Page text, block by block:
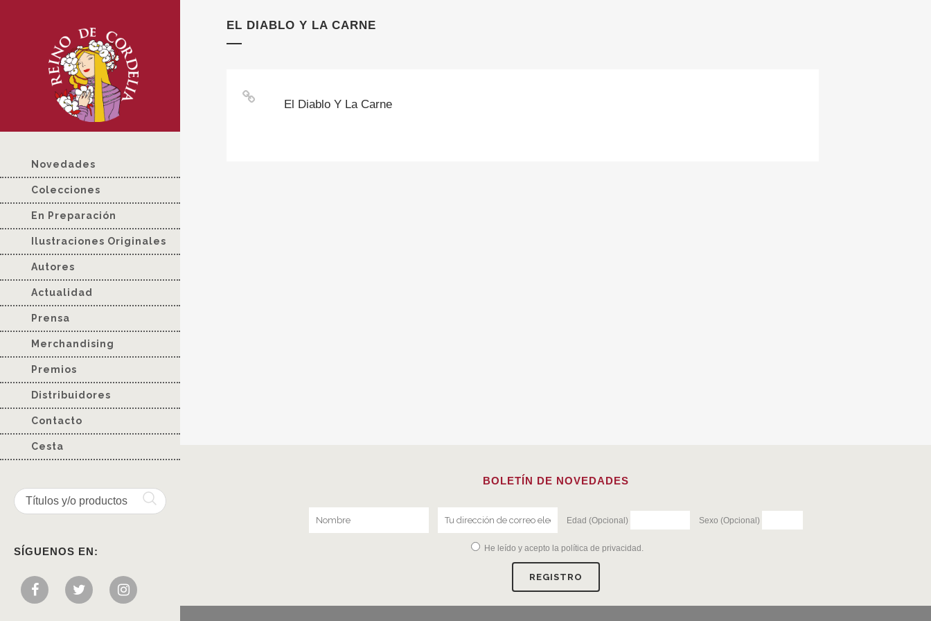
Novedades
Colecciones
En Preparación
Ilustraciones Originales
Autores
Actualidad
Prensa
Merchandising
Premios
Distribuidores
Contacto
Cesta
SÍGUENOS EN:
EL DIABLO Y LA CARNE
El Diablo Y La Carne
BOLETÍN DE NOVEDADES
Edad (Opcional) Sexo (Opcional)
He leído y acepto la política de privacidad .